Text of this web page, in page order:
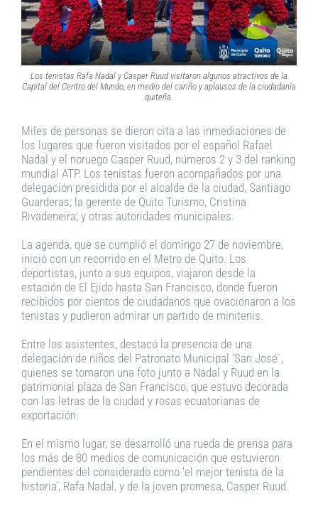
Los tenistas Rafa Nadal y Casper Ruud visitaron algunos atractivos de la
Capital del Centro del Mundo, en medio del cariño y aplausos de la ciudadanía
quiteña
Miles de personas se dieron cita a las inmediaciones de
los lugares que fueron visitados por el español Rafael
Nadal y el noruego Casper Ruud, números 2 y 3 del ranking
mundial ATP. Los tenistas fueron acompañados por una
delegación presidida por el alcalde de la ciudad, Santiago
Guarderas; la gerente de Quito Turismo, Cristina
Rivadeneira; y otras autoridades municipales.
La agenda, que se cumplió el domingo 27 de noviembre,
inició con un recorrido en el Metro de Quito. Los
deportistas, junto a sus equipos, viajaron desde la
estación de El Ejido hasta San Francisco, donde fueron
recibidos por cientos de ciudadanos que ovacionaron a los
tenistas y pudieron admirar un partido de minitenis.
Entre los asistentes, destacó la presencia de una
delegación de niños del Patronato Municipal ‘San José´,
quienes se tomaron una foto junto a Nadal y Ruud en la
patrimonial plaza de San Francisco, que estuvo decorada
con las letras de la ciudad y rosas ecuatorianas de
exportación.
En el mismo lugar, se desarrolló una rueda de prensa para
los más de 80 medios de comunicación que estuvieron
pendientes del considerado como ‘el mejor tenista de la
historia’, Rafa Nadal, y de la joven promesa, Casper Ruud.